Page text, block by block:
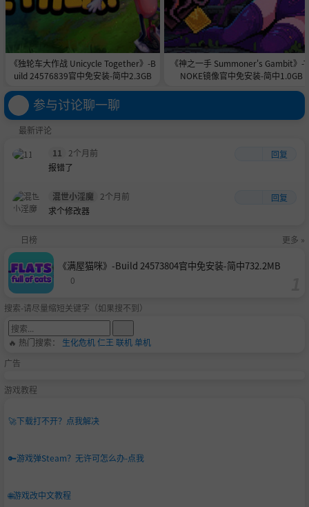
《独轮车大作战 Unicycle Together》-B
uild 24576839官中免安装-简中2.3GB
《神之一手 Summoner's Gambit》-
NOKE镜像官中免安装-简中1.0GB
参与讨论聊一聊
最新评论
11
2个月前
回复
报错了
混世小淫魔 2个月前
回复
求个修改器
日榜 更多 »
《满屋猫咪》-Build 24573804官中免安装-简中732.2MB
0
搜索-请尽量缩短关键字（如果搜不到）
🔥 热门搜索： 生化危机仁王联机单机
广告
游戏教程
🚀下载打不开？点我解决
🔑游戏弹Steam？无许可怎么办-点我
🌐游戏改中文教程